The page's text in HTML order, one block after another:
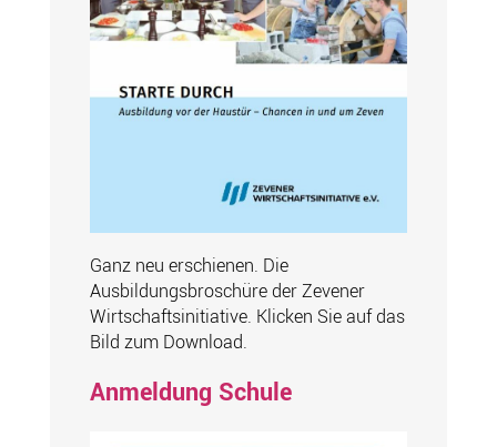
Ganz neu erschienen. Die
Ausbildungsbroschüre der Zevener
Wirtschaftsinitiative. Klicken Sie auf das
Bild zum Download.
Anmeldung Schule